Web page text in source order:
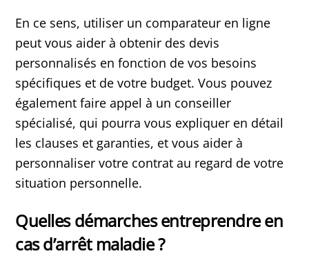
En ce sens, utiliser un comparateur en ligne
peut vous aider à obtenir des devis
personnalisés en fonction de vos besoins
spécifiques et de votre budget. ​Vous pouvez
également faire appel à un conseiller
spécialisé, qui pourra vous expliquer en détail
les clauses et garanties, et vous aider à
personnaliser votre contrat au regard de votre
situation personnelle.
Quelles démarches entreprendre en
cas d’arrêt maladie ?